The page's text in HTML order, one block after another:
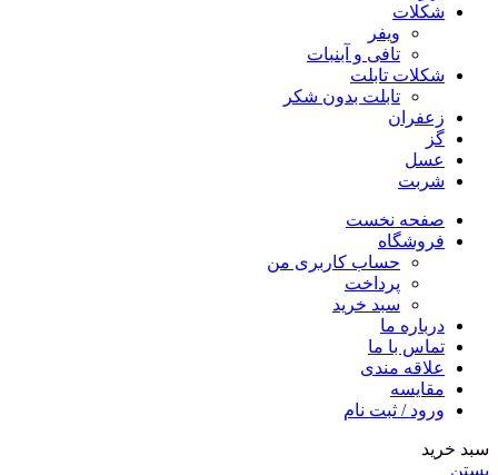
شکلات
ویفر
تافی و آبنبات
شکلات تابلت
تابلت بدون شکر
زعفران
گز
عسل
شربت
صفحه نخست
فروشگاه
حساب کاربری من
پرداخت
سبد خرید
درباره ما
تماس با ما
علاقه مندی
مقایسه
ورود / ثبت نام
سبد خرید
بستن